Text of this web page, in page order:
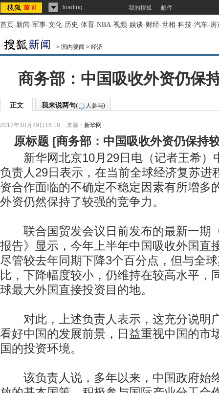
loading... 我的搜狐 邮件
首页-新闻-军事-文化-历史-体育-NBA-视频-娱谈-财经-世相-科技-汽车-房
> 国内要闻 > 经济
商务部：中国吸收外资仍保
正文 我来说两句( 人参与)
2012年10月29日16:18 来源： 新华网
原标题 [商务部：中国吸收外资仍保持
新华网北京10月29日电（记者王希）
负责人29日表示，在当前全球经济复苏进
资合作面临的不确定不稳定因素有所增多
外资仍然保持了较强的竞争力。
联合国贸发会议日前发布的最新一期
报告》显示，今年上半年中国吸收外国直
尽管较去年同期下降3个百分点，但与全
比，下降幅度较小，仍维持在较高水平，
球最大外国直接投资目的地。
对此，上述负责人表示，这充分说明
看好中国的发展前景，日益重视中国的市
国的投资环境。
该负责人说，多年以来，中国政府始